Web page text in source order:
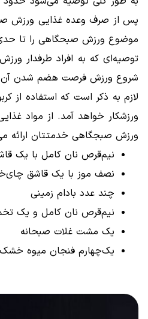
پس از صرف وعده غذایی ورزش
موضوع ورزش صبحگاهی را تا حدی چالش‌برانگیز می‌کند، چراکه فردی
توصیه‌ای که به افراد طرفدار
شروع ورزش فرصت هضم شدن آن ایجاد گردد. همچنین پس از
لازم به ذکر است که استفاده
ورزشکار خواهد آمد. از مواد
ورزش صبجگاهی خدمتتان ارائه
نیم‌قرص نان کامل با یک
نصف موز با یک قاشق
چند عدد بادام زمینی
نیم‌قرص نان کامل و یک
یک مشت غلات صبحانه
یک‌چهارم فنجان میوه‌ خشک